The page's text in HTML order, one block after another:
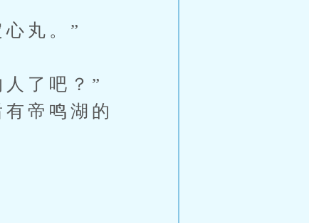
丸。”
了吧？”
帝鸣湖的